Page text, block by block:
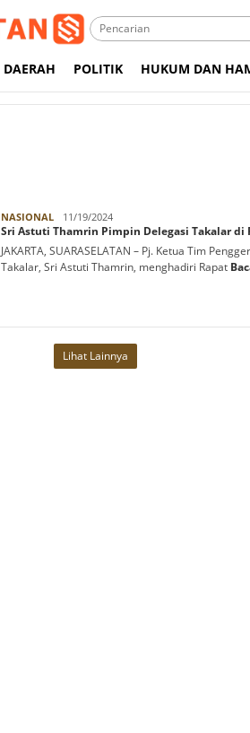
DAERAH POLITIK HUKUM DAN
NASIONALRabbani
11/19/2024
Sri Astuti Thamrin Pimpin Delegasi Takalar di
JAKARTA, SUARASELATAN – Pj. Ketua Tim
Takalar, Sri Astuti Thamrin, menghadiri Rapat
Lihat Lainnya